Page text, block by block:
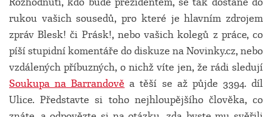
rukou vašich sousedů, pro které je hlavním zdrojem
zpráv Blesk! či Prásk!, nebo vašich kolegů z práce, co
píší stupidní komentáře do diskuze na Novinky.cz, nebo
vzdálených příbuzných, o nichž víte jen, že rádi sledují
Soukupa na Barrandově a těší se až půjde 3394. díl
Ulice. Představte si toho nejhloupějšího člověka, co